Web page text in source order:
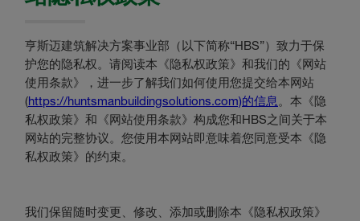
亨斯迈建筑解决方案事业部（以下简称“HBS”）致力于保
护您的隐私权。请阅读本《隐私权政策》和我们的《网站
使用条款》，进一步了解我们如何使用您提交给本网站
(https://huntsmanbuildingsolutions.com)的信息。本《隐
私权政策》和《网站使用条款》构成您和HBS之间关于本
网站的完整协议。您使用本网站即意味着您同意受本《隐
私权政策》的约束。
我们保留随时变更、修改、添加或删除本《隐私权政策》